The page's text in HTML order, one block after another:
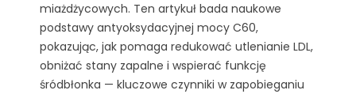
miażdżycowych. Ten artykuł bada naukowe
podstawy antyoksydacyjnej mocy C60,
pokazując, jak pomaga redukować utlenianie LDL,
obniżać stany zapalne i wspierać funkcję
śródbłonka — kluczowe czynniki w zapobieganiu